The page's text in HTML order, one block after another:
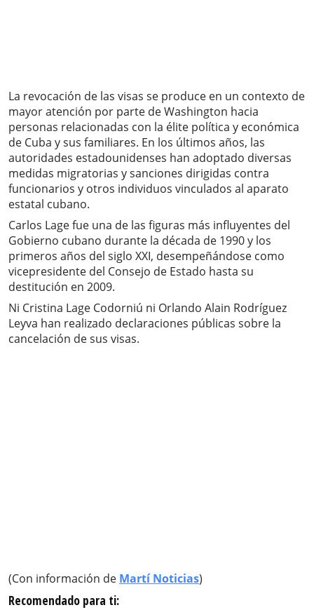
La revocación de las visas se produce en un contexto de
mayor atención por parte de Washington hacia
personas relacionadas con la élite política y económica
de Cuba y sus familiares. En los últimos años, las
autoridades estadounidenses han adoptado diversas
medidas migratorias y sanciones dirigidas contra
funcionarios y otros individuos vinculados al aparato
estatal cubano.
Carlos Lage fue una de las figuras más influyentes del
Gobierno cubano durante la década de 1990 y los
primeros años del siglo XXI, desempeñándose como
vicepresidente del Consejo de Estado hasta su
destitución en 2009.
Ni Cristina Lage Codorniú ni Orlando Alain Rodríguez
Leyva han realizado declaraciones públicas sobre la
cancelación de sus visas.
(Con información de Martí Noticias)
Recomendado para ti: